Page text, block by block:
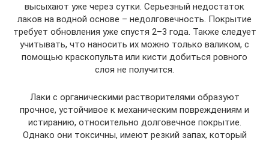
высыхают уже через сутки. Серьезный недостаток
лаков на водной основе – недолговечность. Покрытие
требует обновления уже спустя 2–3 года. Также следует
учитывать, что наносить их можно только валиком, с
помощью краскопульта или кисти добиться ровного
слоя не получится.
Лаки с органическими растворителями образуют
прочное, устойчивое к механическим повреждениям и
истиранию, относительно долговечное покрытие.
Однако они токсичны, имеют резкий запах, который